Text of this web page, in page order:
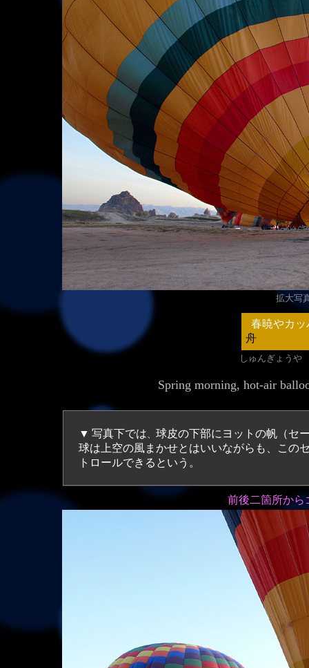
拡大写
春暁やカ
舟
しゅんぎょう
Spring morning, hot-air
▼ 写真下では、 球皮の下部にヨットの帆（セ
球は上空の風まかせとはいいながらも、この
トロールできるという。
前後二箇所から